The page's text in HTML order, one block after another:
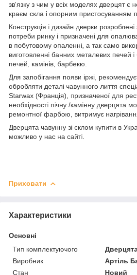
зв'язку з чим у всіх моделях дверцят є
краєм скла і опорним пристосуванням
Конструкція і дизайн дверки
потреби ринку і призначені для
в побутовому опаленні, а так само
виготовленні банних металевих печей і
печей, камінів, барбекю.
Для запобігання появи іржі,
обробляти деталі чавунного лиття
Starwax (Франція), призначеної для
необхідності пічну /камінну дверцята
ремонтної фарбою, витримує
Дверцята чавунну зі склом купити в
можливо у нас на сайті.
Приховати
Характеристики
Основні
Тип комплектуючого
Виробник
Артіль
Стан
Новий